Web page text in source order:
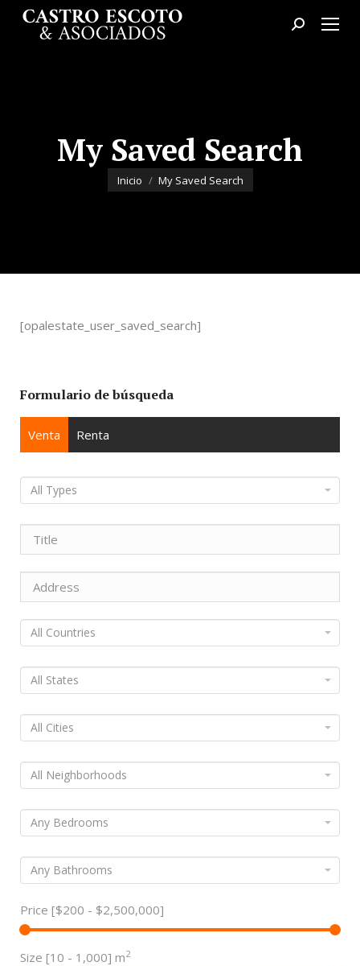
Buscar:
My Saved Search
Estás aquí:
Inicio My Saved Search
[opalestate_user_saved_search]
Formulario de búsqueda
Venta Renta
Price [$200 - $2,500,000]
Size [10 - 1,000] m2